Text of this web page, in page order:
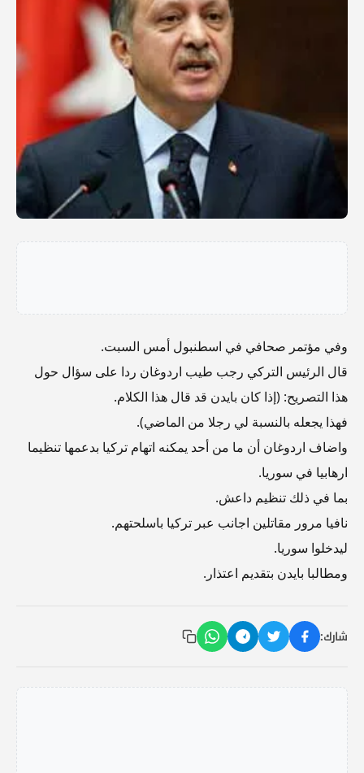
وفي مؤتمر صحافي في اسطنبول أمس السبت.
قال الرئيس التركي رجب طيب اردوغان ردا على سؤال حول
هذا التصريح: (إذا كان بايدن قد قال هذا الكلام.
فهذا يجعله بالنسبة لي رجلا من الماضي).
واضاف اردوغان أن ما من أحد يمكنه اتهام تركيا بدعمها تنظيما
ارهابيا في سوريا.
بما في ذلك تنظيم داعش.
نافيا مرور مقاتلين اجانب عبر تركيا باسلحتهم.
ليدخلوا سوريا.
ومطالبا بايدن بتقديم اعتذار.
شارك: